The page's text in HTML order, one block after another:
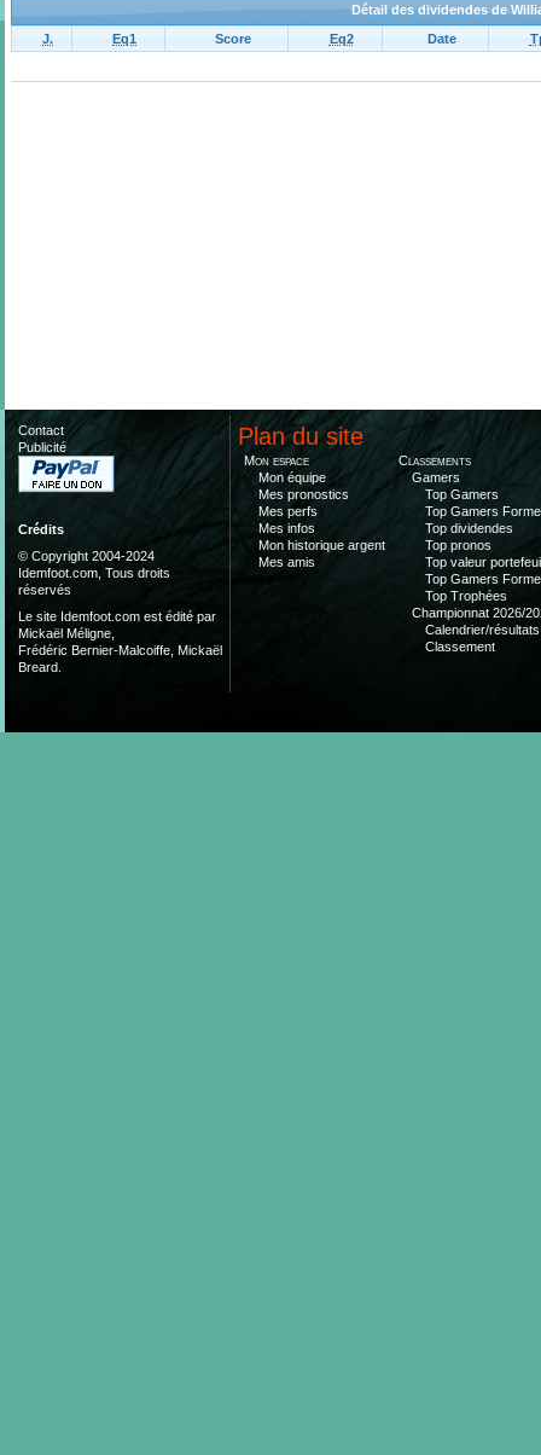
Détail des dividendes de
J.
Eq1 Score Eq2 Date
Contact
Publicité
Crédits
© Copyright 2004-2024
Idemfoot.com, Tous droits
réservés
Le site Idemfoot.com est édité par
Mickaël Méligne,
Frédéric Bernier-Malcoiffe, Mickaël
Breard.
Plan du site
Mon espace
Mon équipe
Mes pronostics
Mes perfs
Mes infos
Mon historique argent
Mes amis
Classements
Gamers
Top Gamers
Top Gamers Forme
Top dividendes
Top pronos
Top valeur
Top Gamers Forme
Top Trophées
Championnat 2026/
Calendrier/résultats
Classement